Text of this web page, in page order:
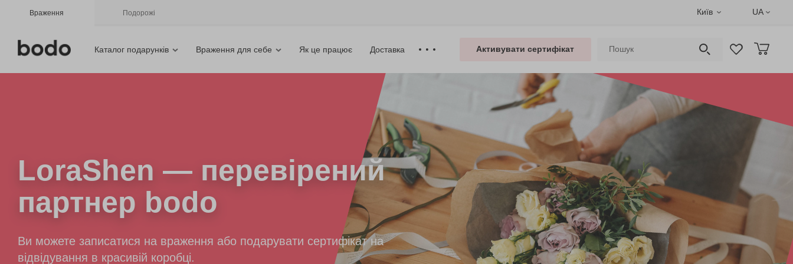
Враження Подорожі Київ UA
Каталог подарунків Враження для себе Як це працює Доставка Активувати сертифікат
LoraShen — перевірений
партнер bodo
Ви можете записатися на враження або подарувати сертифікат на
відвідування в красивій коробці.